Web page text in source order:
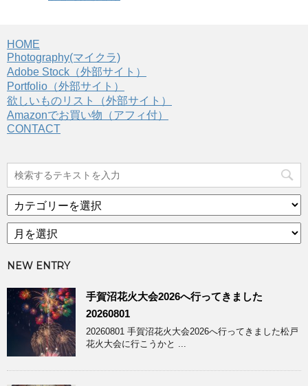
HOME
Photography(マイクラ)
Adobe Stock（外部サイト）
Portfolio（外部サイト）
欲しいものリスト（外部サイト）
Amazonでお買い物（アフィ付）
CONTACT
テ
ゴ
リ
ー
ア
ー
イ
ブ
NEW ENTRY
手賀沼花火大会2026へ行ってきました
20260801
20260801 手賀沼花火大会2026へ行ってきました松戸
花火大会に行こうかと ...